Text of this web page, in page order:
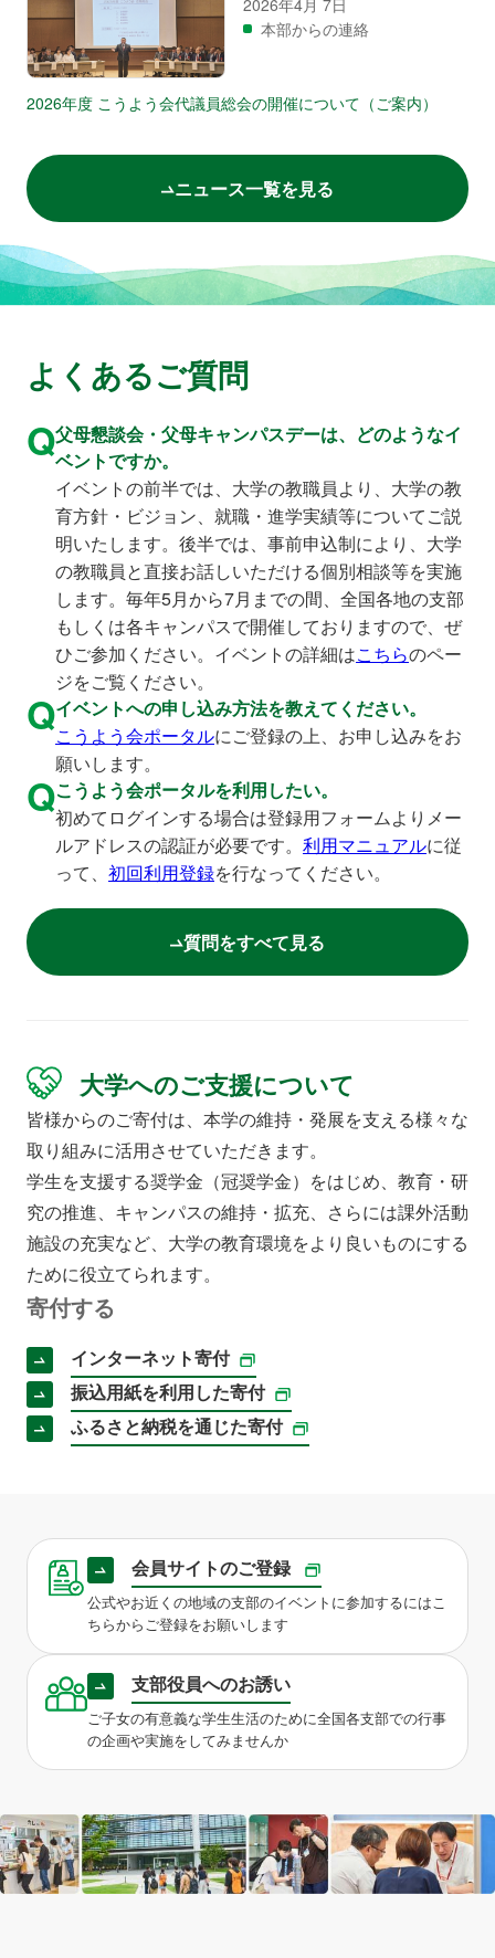
2026年4月 7日
本部からの連絡
2026年度 こうよう会代議員総会の開催について（ご案内）
ニュース一覧を見る
よくあるご質問
Q父母懇談会・父母キャンパスデーは、どのようなイ
ベントですか。
イベントの前半では、大学の教職員より、大学の教
育方針・ビジョン、就職・進学実績等についてご説
明いたします。後半では、事前申込制により、大学
の教職員と直接お話しいただける個別相談等を実施
します。毎年5月から7月までの間、全国各地の支部
もしくは各キャンパスで開催しておりますので、ぜ
ひご参加ください。イベントの詳細はこちらのペー
ジをご覧ください。
Qイベントへの申し込み方法を教えてください。
こうよう会ポータルにご登録の上、お申し込みをお
願いします。
Qこうよう会ポータルを利用したい。
初めてログインする場合は登録用フォームよりメー
ルアドレスの認証が必要です。 利用マニュアルに従
って、 初回利用登録を行なってください。
質問をすべて見る
大学へのご支援について
皆様からのご寄付は、本学の維持・発展を支える様々な
取り組みに活用させていただきます。
学生を支援する奨学金（冠奨学金）をはじめ、教育・研
究の推進、キャンパスの維持・拡充、さらには課外活動
施設の充実など、大学の教育環境をより良いものにする
ために役立てられます。
寄付する
インターネット寄付
振込用紙を利用した寄付
ふるさと納税を通じた寄付
会員サイトのご登録
公式やお近くの地域の支部のイベントに参加するにはこ
ちらからご登録をお願いします
支部役員へのお誘い
ご子女の有意義な学生生活のために全国各支部での行事
の企画や実施をしてみませんか